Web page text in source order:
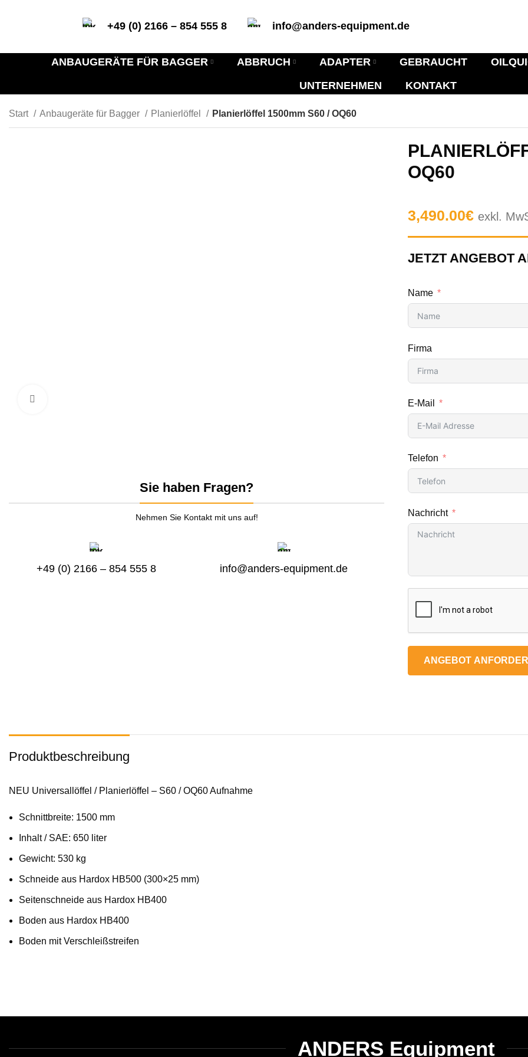
+49 (0) 2166 – 854 555 8 info@anders-equipment.de
ANBAUGERÄTE FÜR BAGGER ABBRUCH ADAPTER GEBRAUCHT
UNTERNEHMEN
KONTAKT
Start Anbaugeräte für Bagger Planierlöffel Planierlöffel 1500mm S60 / OQ60
Sie haben Fragen?
Nehmen Sie Kontakt mit uns auf!
+49 (0) 2166 – 854 555 8 info@anders-equipment.de
OQ60
3,490.00€ exkl.
JETZT ANGEBOT
Name
Firma
E-Mail
Telefon
Nachricht
ANGEBOT
Produktbeschreibung
NEU Universallöffel / Planierlöffel – S60 / OQ60 Aufnahme
Schnittbreite: 1500 mm
Inhalt / SAE: 650 liter
Gewicht: 530 kg
Schneide aus Hardox HB500 (300×25 mm)
Seitenschneide aus Hardox HB400
Boden aus Hardox HB400
Boden mit Verschleißstreifen
ANDERS Equipment